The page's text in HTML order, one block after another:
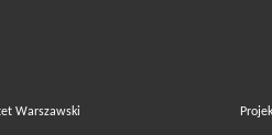
Warszawski